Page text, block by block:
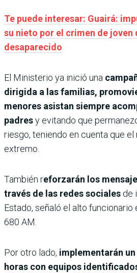
Te puede interesar: Guairá:
su nieto por el crimen de joven
desaparecido
El Ministerio ya inició una
dirigida a las familias,
menores asistan siempre
padresy evitando que
riesgo, teniendo en cuenta que
extremo.
También reforzarán los
través de las redes sociales de
Estado, señaló el alto funcionario
680 AM.
Por otro lado, implementarán
horas con equipos